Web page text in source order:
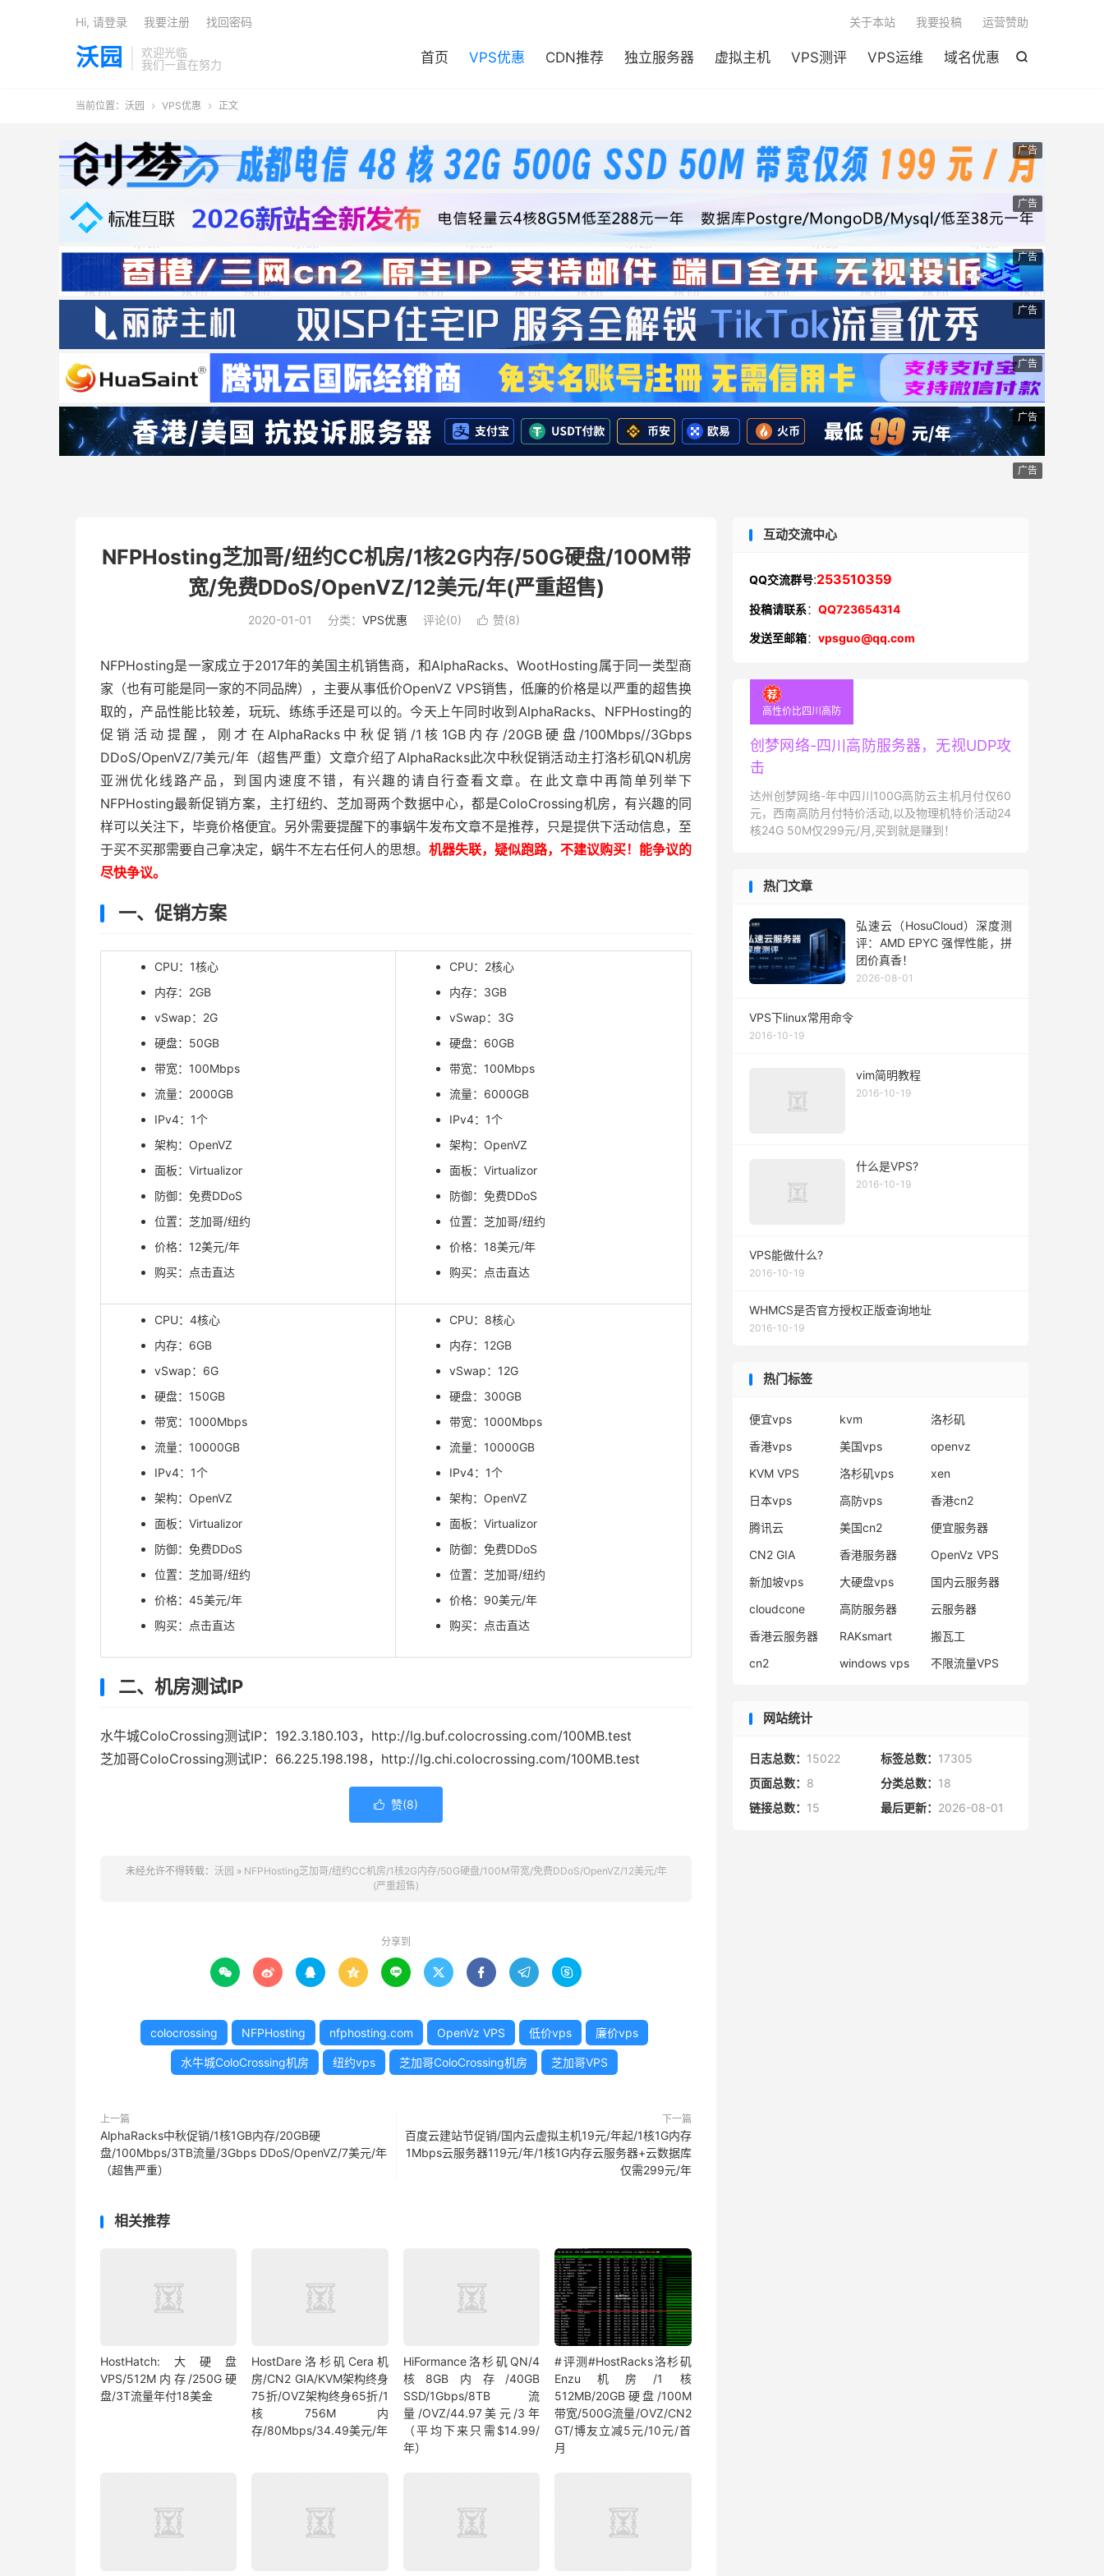
沃园
欢迎光临
我们一直在努力

首页 VPS优惠 CDN推荐 独立服务器 虚拟主机 VPS测评 VPS运维 域名优惠
关于本站 我要投稿 运营赞助
Hi, 请登录 我要注册 找回密码
当前位置： 沃园  VPS优惠  正文
广告
广告
广告
广告
广告
广告
广告
NFPHosting芝加哥/纽约CC机房/1核2G内存/50G硬盘/100M带
宽/免费DDoS/OpenVZ/12美元/年(严重超售)
2020-01-01 分类： VPS优惠 评论(0)  赞(8)
NFPHosting是一家成立于2017年的美国主机销售商，和AlphaRacks、WootHosting属于同一类型商
家（也有可能是同一家的不同品牌），主要从事低价OpenVZ VPS销售，低廉的价格是以严重的超售换
取的，产品性能比较差，玩玩、练练手还是可以的。今天上午同时收到AlphaRacks、NFPHosting的
促销活动提醒，刚才在AlphaRacks中秋促销/1核1GB内存/20GB硬盘/100Mbps//3Gbps
DDoS/OpenVZ/7美元/年（超售严重）文章介绍了AlphaRacks此次中秋促销活动主打洛杉矶QN机房
亚洲优化线路产品，到国内速度不错，有兴趣的请自行查看文章。在此文章中再简单列举下
NFPHosting最新促销方案，主打纽约、芝加哥两个数据中心，都是ColoCrossing机房，有兴趣的同
样可以关注下，毕竟价格便宜。另外需要提醒下的事蜗牛发布文章不是推荐，只是提供下活动信息，至
于买不买那需要自己拿决定，蜗牛不左右任何人的思想。 机器失联，疑似跑路，不建议购买！能争议的
尽快争议。
一、促销方案
CPU：1核心
内存：2GB
vSwap：2G
硬盘：50GB
带宽：100Mbps
流量：2000GB
IPv4：1个
架构：OpenVZ
面板：Virtualizor
防御：免费DDoS
位置：芝加哥/纽约
价格：12美元/年
购买：点击直达
CPU：2核心
内存：3GB
vSwap：3G
硬盘：60GB
带宽：100Mbps
流量：6000GB
IPv4：1个
架构：OpenVZ
面板：Virtualizor
防御：免费DDoS
位置：芝加哥/纽约
价格：18美元/年
购买：点击直达
CPU：4核心
内存：6GB
vSwap：6G
硬盘：150GB
带宽：1000Mbps
流量：10000GB
IPv4：1个
架构：OpenVZ
面板：Virtualizor
防御：免费DDoS
位置：芝加哥/纽约
价格：45美元/年
购买：点击直达
CPU：8核心
内存：12GB
vSwap：12G
硬盘：300GB
带宽：1000Mbps
流量：10000GB
IPv4：1个
架构：OpenVZ
面板：Virtualizor
防御：免费DDoS
位置：芝加哥/纽约
价格：90美元/年
购买：点击直达
二、机房测试IP
水牛城ColoCrossing测试IP：192.3.180.103，http://lg.buf.colocrossing.com/100MB.test
芝加哥ColoCrossing测试IP：66.225.198.198，http://lg.chi.colocrossing.com/100MB.test
 赞(8)
未经允许不得转载： 沃园 » NFPHosting芝加哥/纽约CC机房/1核2G内存/50G硬盘/100M带宽/免费DDoS/OpenVZ/12美元/年
(严重超售)
分享到
        
colocrossing NFPHosting nfphosting.com OpenVz VPS 低价vps 廉价vps
水牛城ColoCrossing机房 纽约vps 芝加哥ColoCrossing机房 芝加哥VPS
上一篇
AlphaRacks中秋促销/1核1GB内存/20GB硬
盘/100Mbps/3TB流量/3Gbps DDoS/OpenVZ/7美元/年
（超售严重）
下一篇
百度云建站节促销/国内云虚拟主机19元/年起/1核1G内存
1Mbps云服务器119元/年/1核1G内存云服务器+云数据库
仅需299元/年
相关推荐
HostHatch:大硬盘
VPS/512M内存/250G硬
盘/3T流量年付18美金
HostDare洛杉矶Cera机
房/CN2 GIA/KVM架构终身
75折/OVZ架构终身65折/1
核756M内
存/80Mbps/34.49美元/年
HiFormance洛杉矶QN/4
核8GB内存/40GB
SSD/1Gbps/8TB流
量/OVZ/44.97美元/3年
（平均下来只需$14.99/
年）
#评测#HostRacks洛杉矶
Enzu机房/1核
512MB/20GB硬盘/100M
带宽/500G流量/OVZ/CN2
GT/博友立减5元/10元/首
月
互动交流中心
QQ交流群号:253510359
投稿请联系： QQ723654314
发送至邮箱： vpsguo@qq.com
高性价比四川高防
创梦网络-四川高防服务器，无视UDP攻
击
达州创梦网络-年中四川100G高防云主机月付仅60
元，西南高防月付特价活动,以及物理机特价活动24
核24G 50M仅299元/月,买到就是赚到！
热门文章
弘速云（HosuCloud）深度测
评：AMD EPYC 强悍性能，拼
团价真香！
2026-08-01
VPS下linux常用命令
2016-10-19
vim简明教程
2016-10-19
什么是VPS?
2016-10-19
VPS能做什么?
2016-10-19
WHMCS是否官方授权正版查询地址
2016-10-19
热门标签
便宜vps kvm
洛杉矶
香港vps
美国vps
openvz
KVM VPS
洛杉矶vps
xen
日本vps
高防vps
香港cn2
腾讯云
美国cn2
便宜服务器
CN2 GIA
香港服务器
OpenVz VPS
新加坡vps
大硬盘vps
国内云服务器
cloudcone
高防服务器
云服务器
香港云服务器
RAKsmart
搬瓦工
cn2
windows vps 不限流量VPS
网站统计
日志总数： 15022 标签总数： 17305
页面总数： 8 分类总数： 18
链接总数： 15 最后更新： 2026-08-01